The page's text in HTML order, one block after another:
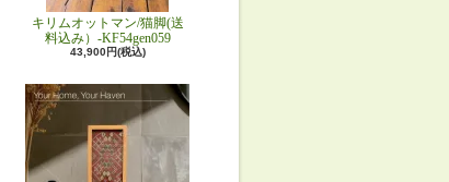
キリムオットマン/猫脚(送
料込み）-KF54gen059
43,900円(税込)